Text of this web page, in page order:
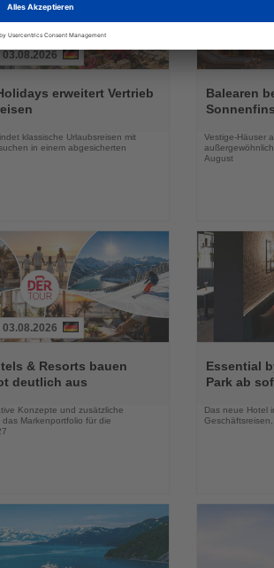
03.08.2026
erweitert Vertrieb
klassische Urlaubsreisen mit
in einem abgesicherten
Sie
die
Balearen
Vestige-Häuser
August
03.08.2026
& Resorts bauen
deutlich aus
Konzepte und zusätzliche
das Markenportfolio für die
Sie
die
Essential
Park ab
Das neue Hotel